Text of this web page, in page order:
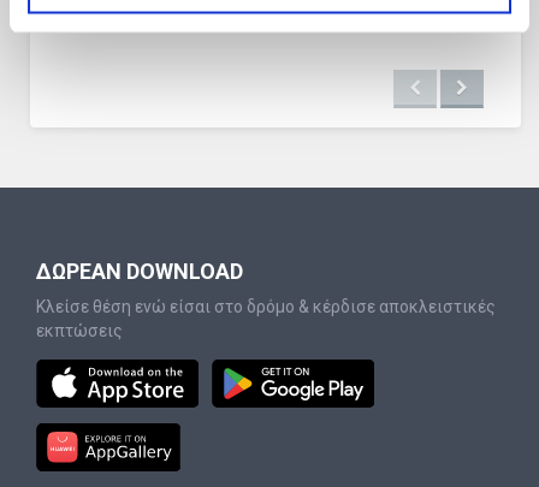
ΔΩΡΕΑΝ DOWNLOAD
Κλείσε θέση ενώ είσαι στο δρόμο & κέρδισε αποκλειστικές
εκπτώσεις